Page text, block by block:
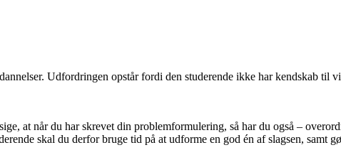
Udfordringen opstår fordi den studerende ikke har kendskab til
at når du har skrevet din problemformulering, så har du også –
skal du derfor bruge tid på at udforme en god én af slagsen, samt